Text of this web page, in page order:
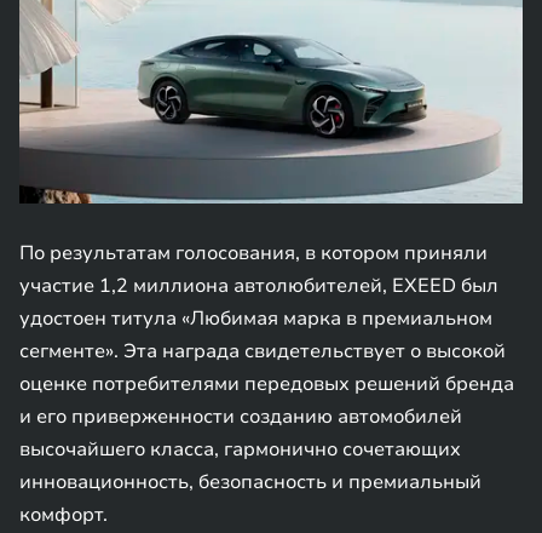
По результатам голосования, в котором приняли
участие 1,2 миллиона автолюбителей, EXEED был
удостоен титула «Любимая марка в премиальном
сегменте». Эта награда свидетельствует о высокой
оценке потребителями передовых решений бренда
и его приверженности созданию автомобилей
высочайшего класса, гармонично сочетающих
инновационность, безопасность и премиальный
комфорт.